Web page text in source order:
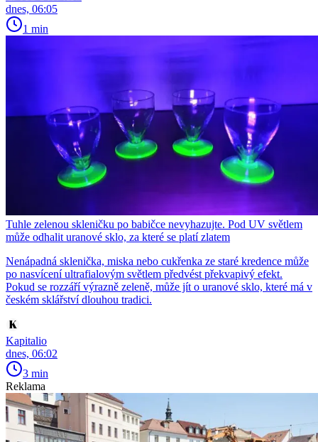
dnes, 06:05
1 min
Tuhle zelenou skleničku po babičce nevyhazujte. Pod UV světlem
může odhalit uranové sklo, za které se platí zlatem
Nenápadná sklenička, miska nebo cukřenka ze staré kredence může
po nasvícení ultrafialovým světlem předvést překvapivý efekt.
Pokud se rozzáří výrazně zeleně, může jít o uranové sklo, které má v
českém sklářství dlouhou tradici.
Kapitalio
dnes, 06:02
3 min
Reklama